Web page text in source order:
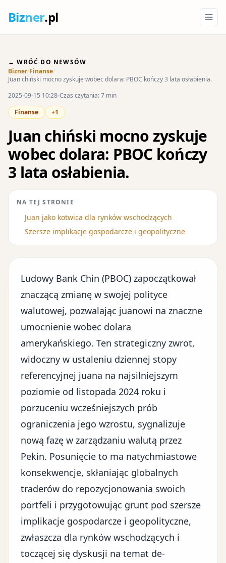
Bizner.pl
← WRÓĆ DO NEWSÓW
Bizner/Finanse/
Juan chiński mocno zyskuje wobec dolara: PBOC kończy 3 lata osłabienia.
2025-09-15 10:28 Czas czytania: 7 min
Finanse
+1
Juan chiński mocno zyskuje
wobec dolara: PBOC kończy
3 lata osłabienia.
NA TEJ STRONIE
Juan jako kotwica dla rynków wschodzących
Szersze implikacje gospodarcze i geopolityczne
Ludowy Bank Chin (PBOC) zapoczątkował
znaczącą zmianę w swojej polityce
walutowej, pozwalając juanowi na znaczne
umocnienie wobec dolara
amerykańskiego. Ten strategiczny zwrot,
widoczny w ustaleniu dziennej stopy
referencyjnej juana na najsilniejszym
poziomie od listopada 2024 roku i
porzuceniu wcześniejszych prób
ograniczenia jego wzrostu, sygnalizuje
nową fazę w zarządzaniu walutą przez
Pekin. Posunięcie to ma natychmiastowe
konsekwencje, skłaniając globalnych
traderów do repozycjonowania swoich
portfeli i przygotowując grunt pod szersze
implikacje gospodarcze i geopolityczne,
zwłaszcza dla rynków wschodzących i
toczącej się dyskusji na temat de-